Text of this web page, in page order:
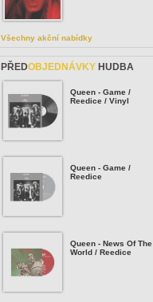
Všechny akční nabídky
PŘEDOBJEDNÁVKY HUDBA
Queen - Game /
Reedice / Vinyl
Queen - Game /
Reedice
Queen - News Of The
World / Reedice